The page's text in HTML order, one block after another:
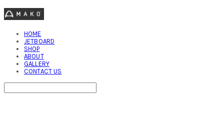
HOME
JETBOARD
SHOP
ABOUT
GALLERY
CONTACT US